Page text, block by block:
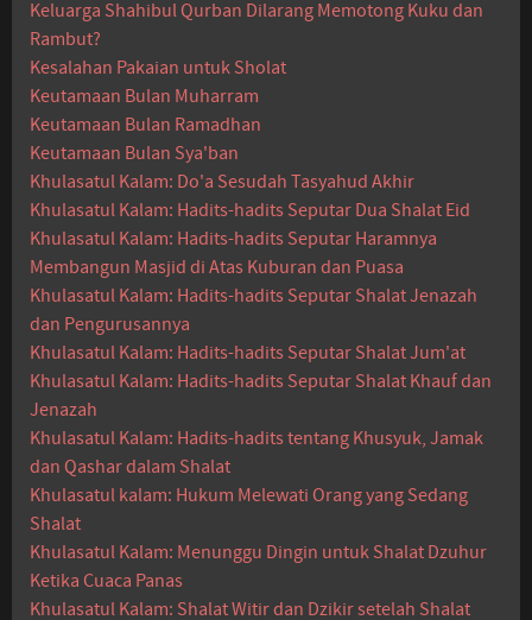
Keluarga Shahibul Qurban Dilarang Memotong Kuku dan
Rambut?
Kesalahan Pakaian untuk Sholat
Keutamaan Bulan Muharram
Keutamaan Bulan Ramadhan
Keutamaan Bulan Sya'ban
Khulasatul Kalam: Do'a Sesudah Tasyahud Akhir
Khulasatul Kalam: Hadits-hadits Seputar Dua Shalat Eid
Khulasatul Kalam: Hadits-hadits Seputar Haramnya
Membangun Masjid di Atas Kuburan dan Puasa
Khulasatul Kalam: Hadits-hadits Seputar Shalat Jenazah
dan Pengurusannya
Khulasatul Kalam: Hadits-hadits Seputar Shalat Jum'at
Khulasatul Kalam: Hadits-hadits Seputar Shalat Khauf dan
Jenazah
Khulasatul Kalam: Hadits-hadits tentang Khusyuk, Jamak
dan Qashar dalam Shalat
Khulasatul kalam: Hukum Melewati Orang yang Sedang
Shalat
Khulasatul Kalam: Menunggu Dingin untuk Shalat Dzuhur
Ketika Cuaca Panas
Khulasatul Kalam: Shalat Witir dan Dzikir setelah Shalat